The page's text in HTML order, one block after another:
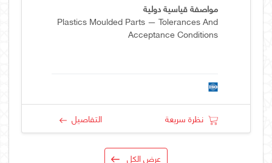
مواصفة قياسية دولية
Plastics Moulded Parts — Tolerances And
Acceptance Conditions
نظرة سريعة التفاصيل
عرض الكل